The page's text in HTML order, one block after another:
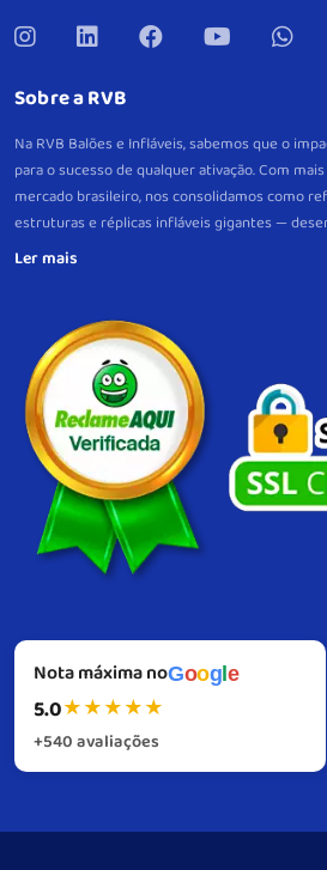
Sobre a RVB
Na RVB Balões e Infláveis, sabemos que o
para o sucesso de qualquer ativação. Com
mercado brasileiro, nos consolidamos como
estruturas e réplicas infláveis gigantes —
eventos e pontos de venda em verdadeiros
marca. Com produção própria, controle total
consistente de excelência em cada etapa,
resistência e alto desempenho em cada
também no pós-venda.Do briefing à
técnica e visão de resultado. Nosso
marca com infláveis, gerando impacto e
Nota máxima noGoogle
5.0★★★★★
+540 avaliações